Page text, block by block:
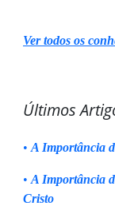
Ver todos os
Últimos
• A Importância
• A Importância
Cristo